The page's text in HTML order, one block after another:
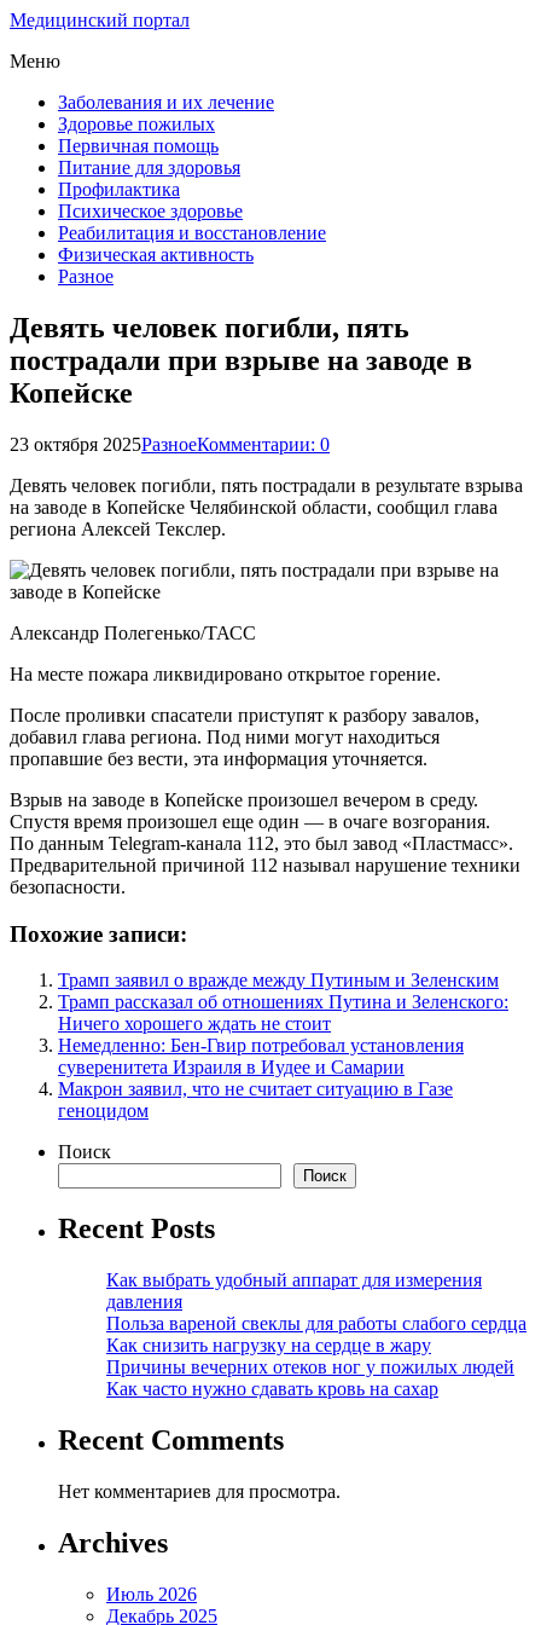
Медицинский портал
Меню
Заболевания и их лечение
Здоровье пожилых
Первичная помощь
Питание для здоровья
Профилактика
Психическое здоровье
Реабилитация и восстановление
Физическая активность
Разное
Девять человек погибли, пять
пострадали при взрыве на заводе в
Копейске
23 октября 2025РазноеКомментарии: 0
Девять человек погибли, пять пострадали в результате взрыва
на заводе в Копейске Челябинской области, сообщил глава
региона Алексей Текслер.
Александр Полегенько/ТАСС
На месте пожара ликвидировано открытое горение.
После проливки спасатели приступят к разбору завалов,
добавил глава региона. Под ними могут находиться
пропавшие без вести, эта информация уточняется.
Взрыв на заводе в Копейске произошел вечером в среду.
Спустя время произошел еще один — в очаге возгорания.
По данным Telegram-канала 112, это был завод «Пластмасс».
Предварительной причиной 112 называл нарушение техники
безопасности.
Похожие записи:
Трамп заявил о вражде между Путиным и Зеленским
Трамп рассказал об отношениях Путина и Зеленского:
Ничего хорошего ждать не стоит
Немедленно: Бен-Гвир потребовал установления
суверенитета Израиля в Иудее и Самарии
Макрон заявил, что не считает ситуацию в Газе
геноцидом
Поиск
Поиск
Recent Posts
Как выбрать удобный аппарат для измерения
давления
Польза вареной свеклы для работы слабого сердца
Как снизить нагрузку на сердце в жару
Причины вечерних отеков ног у пожилых людей
Как часто нужно сдавать кровь на сахар
Recent Comments
Нет комментариев для просмотра.
Archives
Июль 2026
Декабрь 2025